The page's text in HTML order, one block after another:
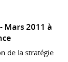
Mars 2011 à
de la stratégie